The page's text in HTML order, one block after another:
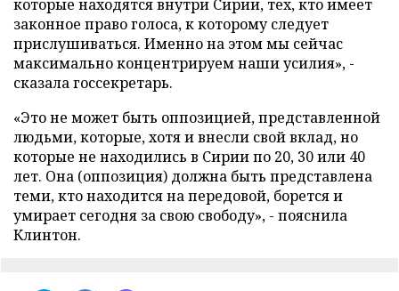
которые находятся внутри Сирии, тех, кто имеет
законное право голоса, к которому следует
прислушиваться. Именно на этом мы сейчас
максимально концентрируем наши усилия», -
сказала госсекретарь.
«Это не может быть оппозицией, представленной
людьми, которые, хотя и внесли свой вклад, но
которые не находились в Сирии по 20, 30 или 40
лет. Она (оппозиция) должна быть представлена
теми, кто находится на передовой, борется и
умирает сегодня за свою свободу», - пояснила
Клинтон.